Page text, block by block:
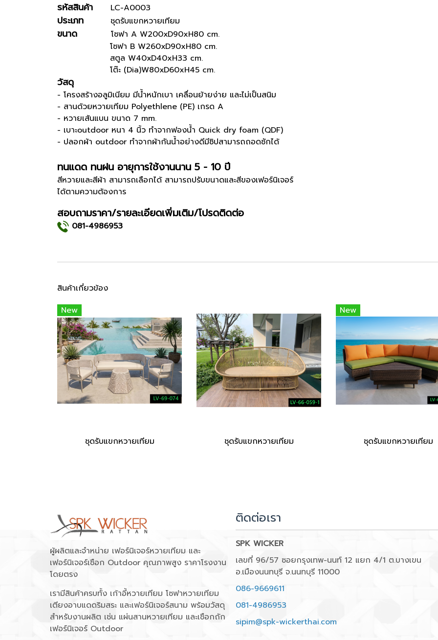
รหัสสินค้า LC-A0003
ประเภท ชุดรับแขกหวายเทียม
ขนาด
โซฟา A W200xD90xH80 cm.
โซฟา B W260xD90xH80 cm.
สตูล W40xD40xH33 cm.
โต๊ะ (Dia)W80xD60xH45 cm.
วัสดุ
- โครงสร้างอลูมิเนียม มีน้ำหนักเบา เคลื่อนย้ายง่าย และไม่เป็นสนิม
- สานด้วยหวายเทียม Polyethlene (PE) เกรด A
- หวายเส้นแบน ขนาด 7 mm.
- เบาะoutdoor หนา 4 นิ้ว ทำจากฟองน้ำ Quick dry foam (QDF)
- ปลอกผ้า outdoor ทำจากผ้ากันน้ำอย่างดีมีซิปสามารถถอดซักได้
ทนแดด ทนฝน อายุการใช้งานนาน 5 - 10 ปี
สีหวายและสีผ้า สามารถเลือกได้ สามารถปรับขนาดและสีของเฟอร์นิเจอร์
ได้ตามความต้องการ
สอบถามราคา/รายละเอียดเพิ่มเติม/โปรดติดต่อ
081-4986953
สินค้าเกี่ยวข้อง
New
ชุดรับแขกหวายเทียม ชุดรับแขกหวายเทียม
New
ชุดรับแขกหวายเทียม
ผู้ผลิตและจำหน่าย เฟอร์นิเจอร์หวายเทียม และ
เฟอร์นิเจอร์เชือก Outdoor คุณภาพสูง ราคาโรงงาน
โดยตรง
เรามีสินค้าครบทั้ง เก้าอี้หวายเทียม โซฟาหวายเทียม
เตียงอาบแดดริมสระ และเฟอร์นิเจอร์สนาม พร้อมวัสดุ
สำหรับงานผลิต เช่น แผ่นสานหวายเทียม และเชือกถัก
เฟอร์นิเจอร์ Outdoor
ติดต่อเรา
SPK WICKER
เลขที่ 96/57 ซอยกรุงเทพ-นนท์ 12 แยก 4/1 ต.บางเขน
อ.เมืองนนทบุรี จ.นนทบุรี 11000
086-9669611
081-4986953
sipim@spk-wickerthai.com